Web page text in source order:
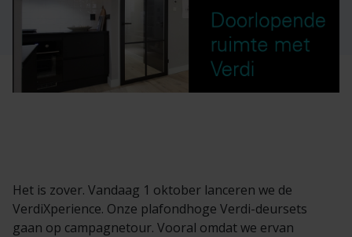
Het is zover. Vandaag 1 oktober lanceren we de
VerdiXperience. Onze plafondhoge Verdi-deursets
gaan op campagnetour. Vooral omdat we ervan